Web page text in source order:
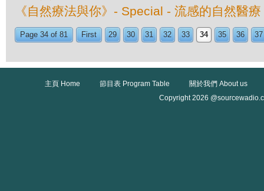
《自然療法與你》- Special - 流感的自然醫療
Page 34 of 81 First 29 30 31 32 33 34 35 36 37
主頁 Home 節目表 Program Table
關於我們 About us
Copyright 2026